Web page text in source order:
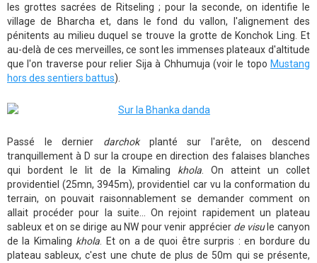
les grottes sacrées de Ritseling ; pour la seconde, on identifie le
village de Bharcha et, dans le fond du vallon, l'alignement des
pénitents au milieu duquel se trouve la grotte de Konchok Ling. Et
au-delà de ces merveilles, ce sont les immenses plateaux d'altitude
que l'on traverse pour relier Sija à Chhumuja (voir le topo Mustang
hors des sentiers battus).
Passé le dernier darchokplanté sur l'arête, on descend
tranquillement à D sur la croupe en direction des falaises blanches
qui bordent le lit de la Kimaling khola . On atteint un collet
providentiel (25mn, 3945m), providentiel car vu la conformation du
terrain, on pouvait raisonnablement se demander comment on
allait procéder pour la suite... On rejoint rapidement un plateau
sableux et on se dirige au NW pour venir apprécier de visule canyon
de la Kimaling khola . Et on a de quoi être surpris : en bordure du
plateau sableux, c'est une chute de plus de 50m qui se présente,